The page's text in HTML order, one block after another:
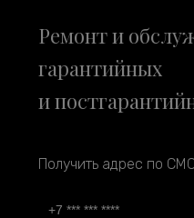
Ремонт и
гарантийных
и
Получить адрес по